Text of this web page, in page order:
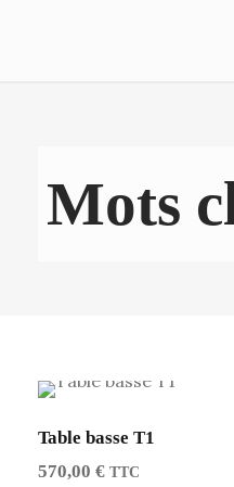
Mots
Table basse T1
570,00 € TTC